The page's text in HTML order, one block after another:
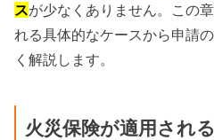
スが少なくありません。この
れる具体的なケースから申請
く解説します。
火災保険が適用され